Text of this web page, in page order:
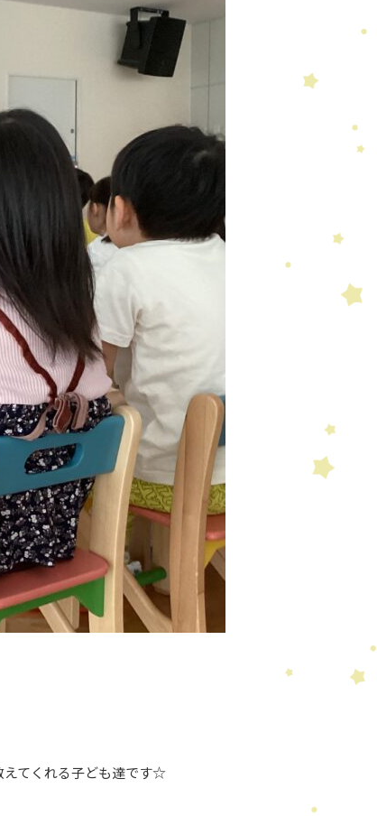
えてくれる子ども達です☆